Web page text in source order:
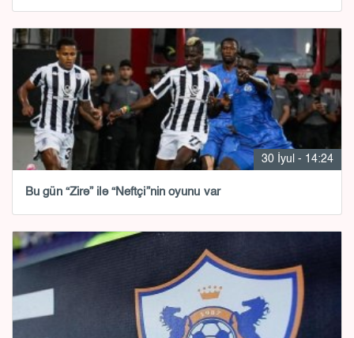
30 İyul - 14:24
Bu gün “Zirə” ilə “Neftçi”nin oyunu var